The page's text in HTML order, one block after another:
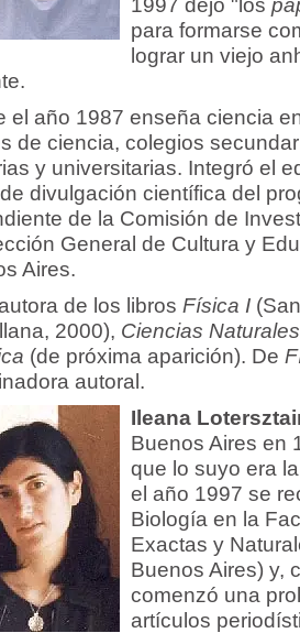
1997 dejó "los
para formarse
lograr un viejo
el año 1987 enseña ciencia
de ciencia, colegios
y universitarias. Integró el
de divulgación científica del
de la Comisión de
General de Cultura y
Aires.
de los libros Física I
2000), Ciencias Naturales
(de próxima aparición). De
autoral.
Ileana
Buenos Aires en
que lo suyo era
el año 1997 se
Biología en la
Exactas y
Buenos Aires) y,
comenzó una
artículos